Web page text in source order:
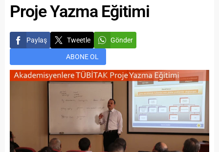
Proje Yazma Eğitimi
Paylaş Tweetle Gönder
ABONE OL